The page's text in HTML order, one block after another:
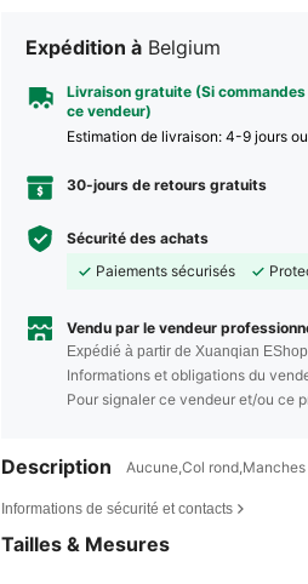
Expédition à Belgium
Livraison gratuite (Si
ce vendeur)
Estimation de livraison: 4-9 jours
30-jours de retours gratuits
Sécurité des achats
Paiements sécurisés
Vendu par le vendeur
Expédié à partir de Xuanqian EShop
Informations et obligations du
Pour signaler ce vendeur et/ou ce
Description Aucune,Col
Informations de sécurité et contacts
Tailles & Mesures